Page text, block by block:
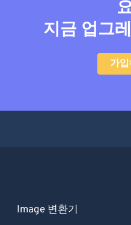
지금 업그
가입
Image 변환기